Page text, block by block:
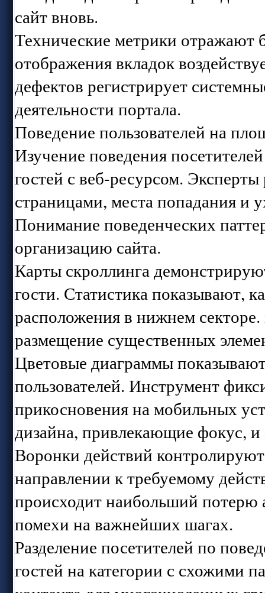
сайт вновь.
Технические метрики отражают
отображения вкладок
дефектов регистрирует
деятельности портала.
Поведение пользователей на
Изучение поведения
гостей с веб-ресурсом.
страницами, места попадания и
Понимание поведенческих
организацию сайта.
Карты скроллинга
гости. Статистика показывают,
расположения в нижнем
размещение существенных
Цветовые диаграммы
пользователей. Инструмент
прикосновения на мобильных
дизайна, привлекающие фокус,
Воронки действий
направлении к требуемому
происходит наибольший потерю
помехи на важнейших шагах.
Разделение посетителей по
гостей на категории с схожими